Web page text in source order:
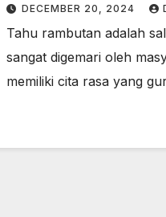
DECEMBER 20, 2024
Tahu rambutan adalah
sangat digemari oleh
memiliki cita rasa yang